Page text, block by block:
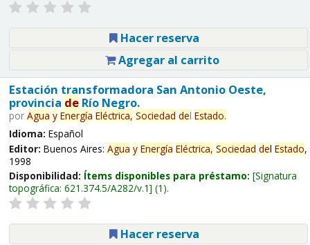
Hacer reserva
Agregar al carrito
Estación transformadora San Antonio Oeste,
provincia deRío Negro.
por Agua y Energía Eléctrica, Sociedad del Estado.
Idioma: Español
Editor: Buenos Aires: Agua y Energía Eléctrica, Sociedad del Estado,
1998
Disponibilidad: Ítems disponibles para préstamo: Signatura
topográfica: 621.374.5/A282/v.1 (1).
Hacer reserva